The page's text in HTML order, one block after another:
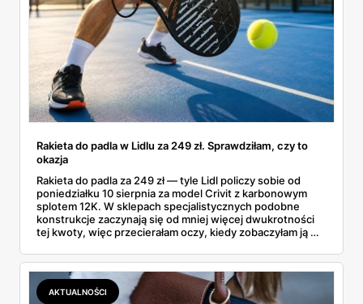
Rakieta do padla w Lidlu za 249 zł. Sprawdziłam, czy to
okazja
Rakieta do padla za 249 zł — tyle Lidl policzy sobie od
poniedziałku 10 sierpnia za model Crivit z karbonowym
splotem 12K. W sklepach specjalistycznych podobne
konstrukcje zaczynają się od mniej więcej dwukrotności
tej kwoty, więc przecierałam oczy, kiedy zobaczyłam ją w
najszybciej rosnący sport w Polsce: kortów przybywa
lawinowo, a chętnych jeszcze szybciej. Sprawdziłam, co
dokładnie dostajemy za te pieniądze i komu taka rakieta
faktycznie wystarczy.
AKTUALNOŚCI